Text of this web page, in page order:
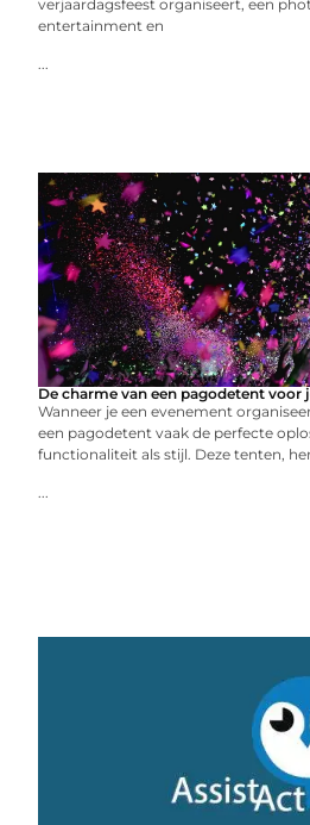
verjaardagsfeest organiseert, een
entertainment en
...
De charme van een pagodetent voor
Wanneer je een evenement
een pagodetent vaak de perfecte
functionaliteit als stijl. Deze tenten,
...